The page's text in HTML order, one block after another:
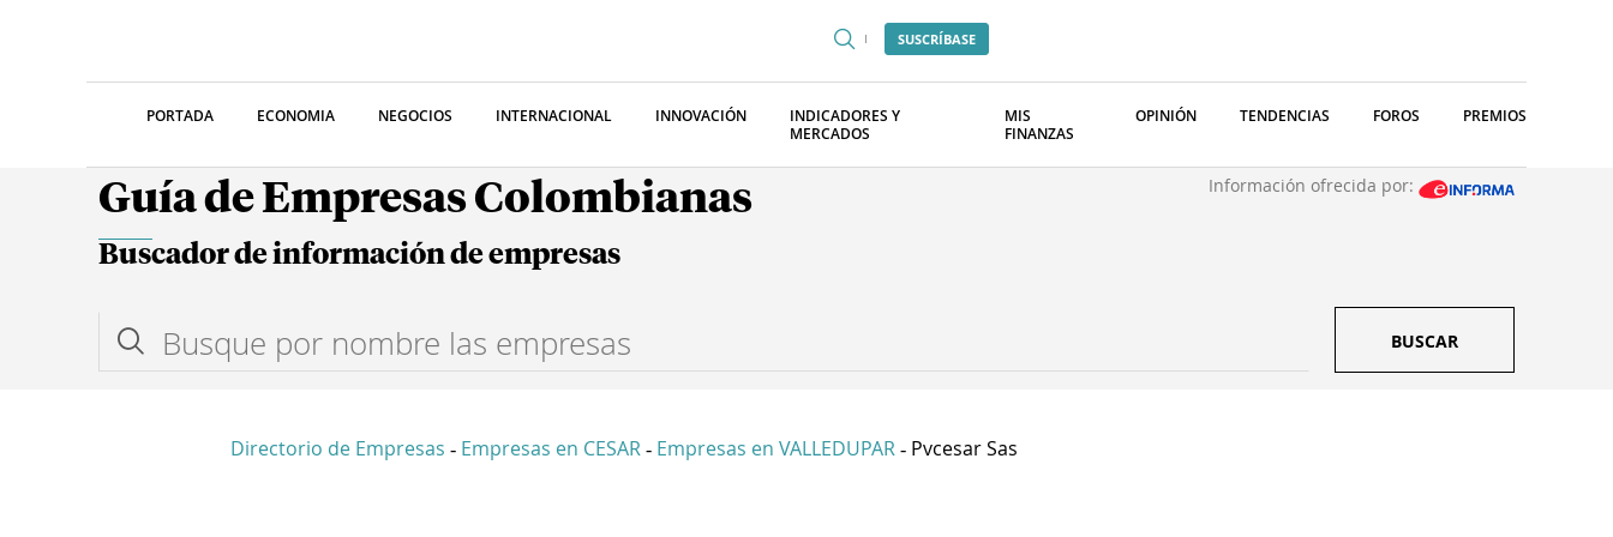
SUSCRÍBASE
PORTADA ECONOMIA NEGOCIOS INTERNACIONAL INNOVACIÓN
INDICADORES Y
MERCADOS
MIS
FINANZAS
OPINIÓN TENDENCIAS FOROS PREMIOS
Guía de Empresas Colombianas Información ofrecida por:
Buscador de información de empresas
BUSCAR
Directorio de Empresas - Empresas en CESAR - Empresas en VALLEDUPAR - Pvcesar Sas